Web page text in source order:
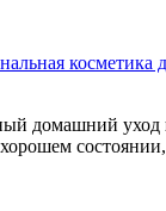
косметика
домашний уход